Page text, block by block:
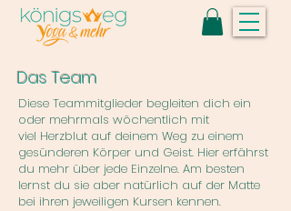
Das Team
Diese Teammitglieder begleiten dich ein
oder mehrmals wöchentlich mit
viel Herzblut auf deinem Weg zu einem
gesünderen Körper und Geist. Hier erfährst
du mehr über jede Einzelne. Am besten
lernst du sie aber natürlich auf der Matte
bei ihren jeweiligen Kursen kennen.